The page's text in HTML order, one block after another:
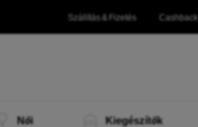
Szállítás & Fizetés Cashback
Női Kiegészítők